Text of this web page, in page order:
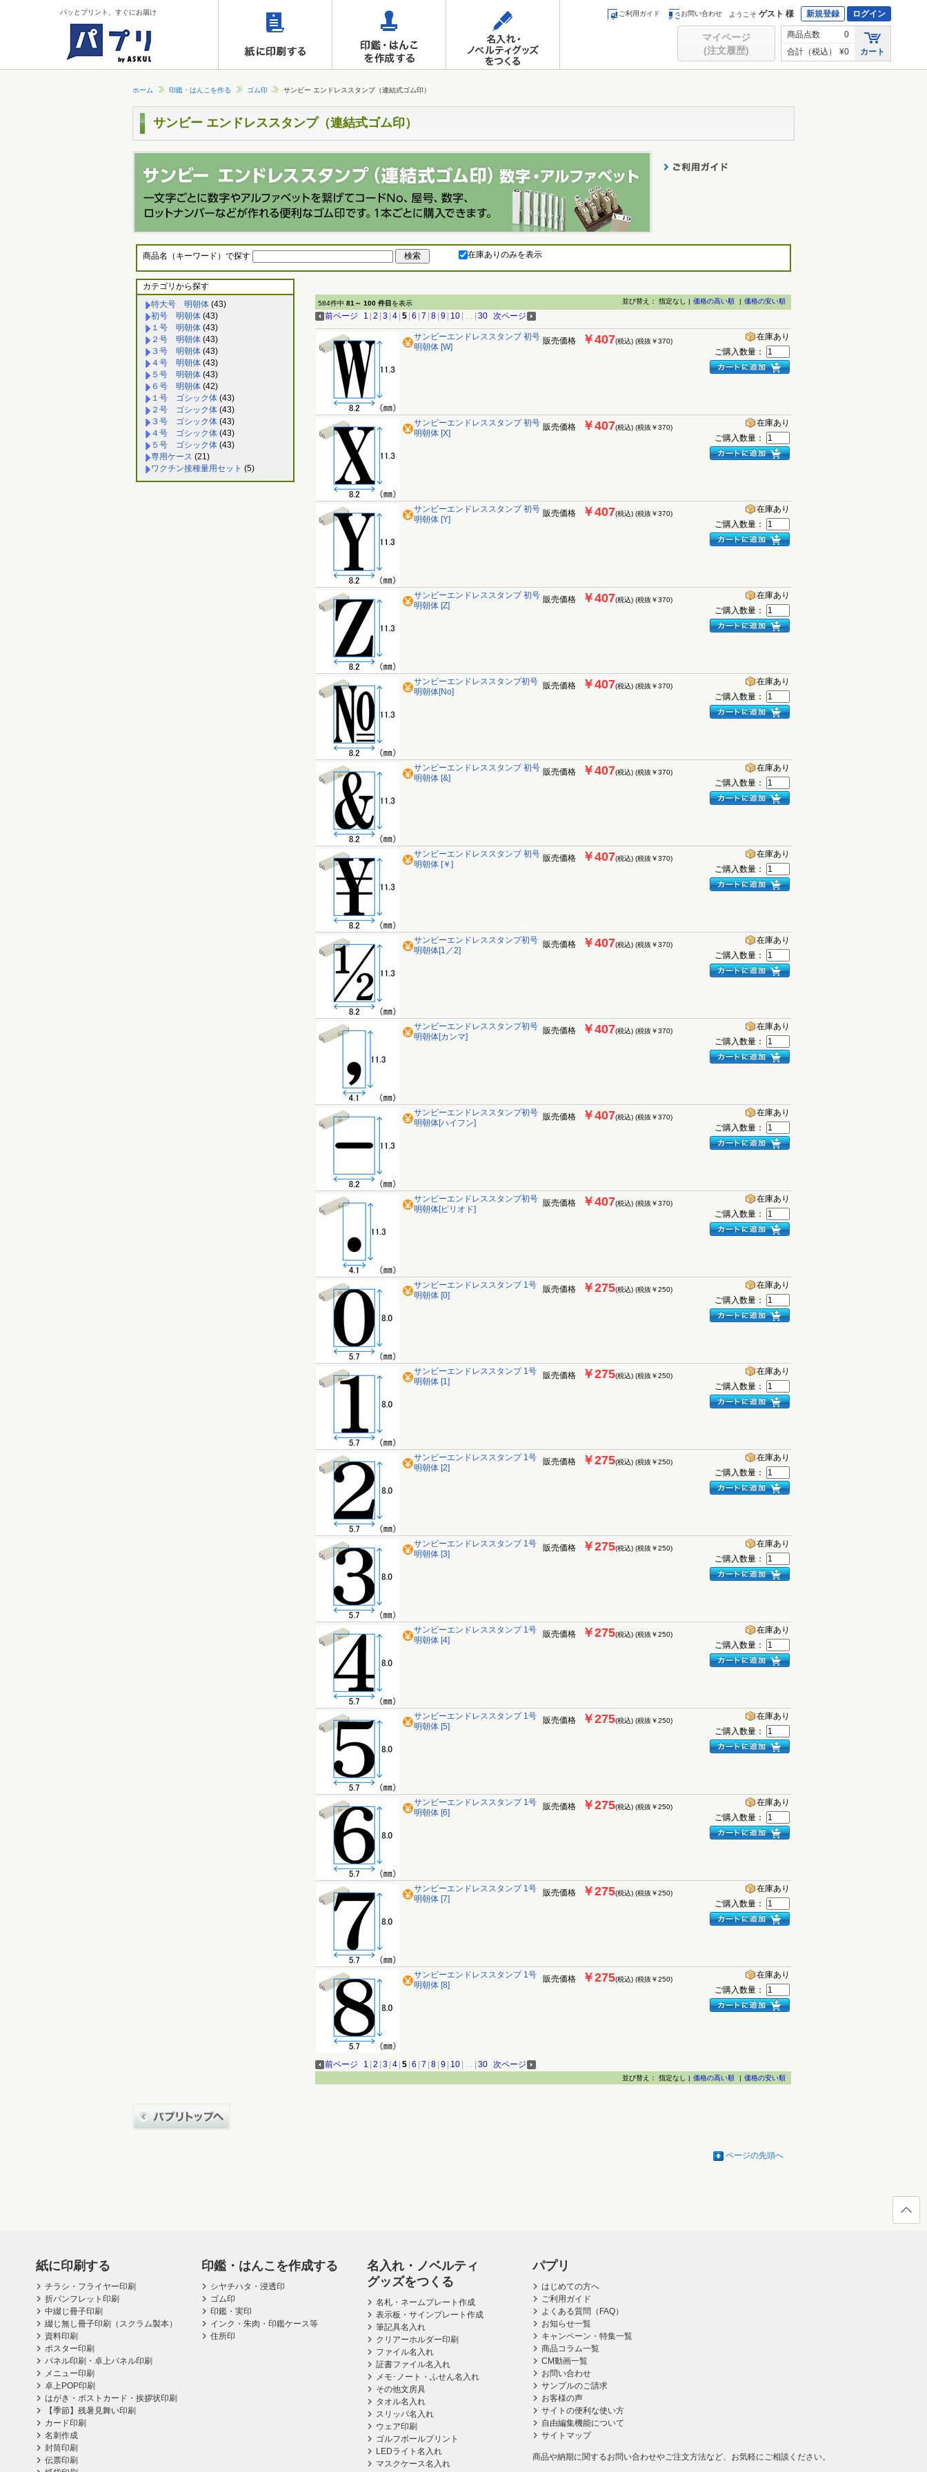
パッとプリント、すぐにお届け ご利用ガイド お問い合わせ ようこそ ゲスト 様 新規登録 ログイン
マイページ
(注文履歴)
商品点数
0
合計（税込）
¥0 カート
ホーム 印鑑・はんこを作る ゴム印 サンビー エンドレススタンプ（連結式ゴム印）
サンビー エンドレススタンプ（連結式ゴム印）
商品名（キーワード）で探す 在庫ありのみを表示
カテゴリから探す
特大号 明朝体 (43)
初号 明朝体 (43)
１号 明朝体 (43)
２号 明朝体 (43)
３号 明朝体 (43)
４号 明朝体 (43)
５号 明朝体 (43)
６号 明朝体 (42)
１号 ゴシック体 (43)
２号 ゴシック体 (43)
３号 ゴシック体 (43)
４号 ゴシック体 (43)
５号 ゴシック体 (43)
専用ケース (21)
ワクチン接種量用セット (5)
584件中 81～ 100 件目 を表示 並び替え： 指定なし | 価格の高い順 | 価格の安い順
前ページ 1 2 3 4 5 6 7 8 9 10 … 30 次ページ
サンビーエンドレススタンプ 初号
明朝体 [W]
販売価格 ￥407(税込) (税抜￥370)
在庫あり
ご購入数量：
サンビーエンドレススタンプ 初号
明朝体 [X]
販売価格 ￥407(税込) (税抜￥370)
在庫あり
ご購入数量：
サンビーエンドレススタンプ 初号
明朝体 [Y]
販売価格 ￥407(税込) (税抜￥370)
在庫あり
ご購入数量：
サンビーエンドレススタンプ 初号
明朝体 [Z]
販売価格 ￥407(税込) (税抜￥370)
在庫あり
ご購入数量：
サンビーエンドレススタンプ初号
明朝体[No]
販売価格 ￥407(税込) (税抜￥370)
在庫あり
ご購入数量：
サンビーエンドレススタンプ 初号
明朝体 [&]
販売価格 ￥407(税込) (税抜￥370)
在庫あり
ご購入数量：
サンビーエンドレススタンプ 初号
明朝体 [￥]
販売価格 ￥407(税込) (税抜￥370)
在庫あり
ご購入数量：
サンビーエンドレススタンプ初号
明朝体[1／2]
販売価格 ￥407(税込) (税抜￥370)
在庫あり
ご購入数量：
サンビーエンドレススタンプ初号
明朝体[カンマ]
販売価格 ￥407(税込) (税抜￥370)
在庫あり
ご購入数量：
サンビーエンドレススタンプ初号
明朝体[ハイフン]
販売価格 ￥407(税込) (税抜￥370)
在庫あり
ご購入数量：
サンビーエンドレススタンプ初号
明朝体[ピリオド]
販売価格 ￥407(税込) (税抜￥370)
在庫あり
ご購入数量：
サンビーエンドレススタンプ 1号
明朝体 [0]
販売価格 ￥275(税込) (税抜￥250)
在庫あり
ご購入数量：
サンビーエンドレススタンプ 1号
明朝体 [1]
販売価格 ￥275(税込) (税抜￥250)
在庫あり
ご購入数量：
サンビーエンドレススタンプ 1号
明朝体 [2]
販売価格 ￥275(税込) (税抜￥250)
在庫あり
ご購入数量：
サンビーエンドレススタンプ 1号
明朝体 [3]
販売価格 ￥275(税込) (税抜￥250)
在庫あり
ご購入数量：
サンビーエンドレススタンプ 1号
明朝体 [4]
販売価格 ￥275(税込) (税抜￥250)
在庫あり
ご購入数量：
サンビーエンドレススタンプ 1号
明朝体 [5]
販売価格 ￥275(税込) (税抜￥250)
在庫あり
ご購入数量：
サンビーエンドレススタンプ 1号
明朝体 [6]
販売価格 ￥275(税込) (税抜￥250)
在庫あり
ご購入数量：
サンビーエンドレススタンプ 1号
明朝体 [7]
販売価格 ￥275(税込) (税抜￥250)
在庫あり
ご購入数量：
サンビーエンドレススタンプ 1号
明朝体 [8]
販売価格 ￥275(税込) (税抜￥250)
在庫あり
ご購入数量：
前ページ 1 2 3 4 5 6 7 8 9 10 … 30 次ページ
並び替え： 指定なし | 価格の高い順 | 価格の安い順
ページの先頭へ
紙に印刷する
チラシ・フライヤー印刷
折パンフレット印刷
中綴じ冊子印刷
綴じ無し冊子印刷（スクラム製本）
資料印刷
ポスター印刷
パネル印刷・卓上パネル印刷
メニュー印刷
卓上POP印刷
はがき・ポストカード・挨拶状印刷
【季節】残暑見舞い印刷
カード印刷
名刺作成
封筒印刷
伝票印刷
印鑑・はんこを作成する
シヤチハタ・浸透印
ゴム印
印鑑・実印
インク・朱肉・印鑑ケース等
住所印
名入れ・ノベルティ
グッズをつくる
名札・ネームプレート作成
表示板・サインプレート作成
筆記具名入れ
クリアーホルダー印刷
ファイル名入れ
証書ファイル名入れ
メモ･ノート・ふせん名入れ
その他文房具
タオル名入れ
スリッパ名入れ
ウェア印刷
ゴルフボールプリント
LEDライト名入れ
マスクケース名入れ
パプリ
はじめての方へ
ご利用ガイド
よくある質問（FAQ）
お知らせ一覧
キャンペーン・特集一覧
商品コラム一覧
CM動画一覧
お問い合わせ
サンプルのご請求
お客様の声
サイトの便利な使い方
自由編集機能について
サイトマップ
商品や納期に関するお問い合わせやご注文方法など、お気軽にご相談ください。